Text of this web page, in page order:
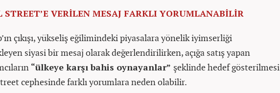
STREET’E VERİLEN MESAJ FARKLI YORUMLANABİLİR
çıkışı, yükseliş eğilimindeki piyasalara yönelik iyimserliği
siyasi bir mesaj olarak değerlendirilirken, açığa satış yapan
“ülkeye karşı bahis oynayanlar” şeklinde hedef gösterilmesi
cephesinde farklı yorumlara neden olabilir.